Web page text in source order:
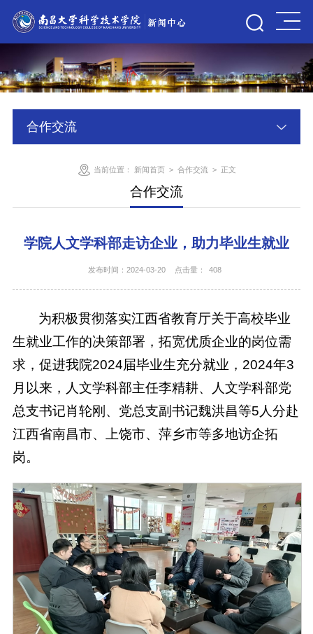
合作交流
当前位置： 新闻首页 > 合作交流 > 正文
合作交流
学院人文学科部走访企业，助力毕业生就业
发布时间：2024-03-20 点击量： 408
为积极贯彻落实江西省教育厅关于高校毕业
生就业工作的决策部署，拓宽优质企业的岗位需
求，促进我院2024届毕业生充分就业，2024年3
月以来，人文学科部主任李精耕、人文学科部党
总支书记肖轮刚、党总支副书记魏洪昌等5人分赴
江西省南昌市、上饶市、萍乡市等多地访企拓
岗。